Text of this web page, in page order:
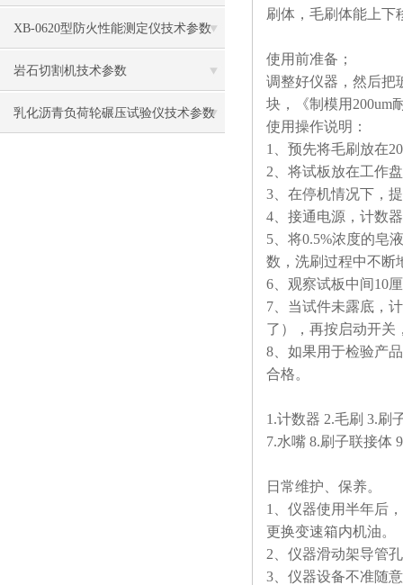
XB-0620型防火性能测定仪技术参数
岩石切割机技术参数
乳化沥青负荷轮碾压试验仪技术参数
刷体，毛刷体能上下
使用前准备；
调整好仪器，然后把
块，《制模用200um
使用操作说明：
1、预先将毛刷放在
2、将试板放在工作
3、在停机情况下，
4、接通电源，计数
5、将0.5%浓度的皂
数，洗刷过程中不断
6、观察试板中间10
7、当试件未露底，
了），再按启动开关
8、如果用于检验产
合格。
1.计数器 2.毛刷 3.刷
7.水嘴 8.刷子联接体
日常维护、保养。
1、仪器使用半年后
更换变速箱内机油。
2、仪器滑动架导管
3、仪器设备不准随